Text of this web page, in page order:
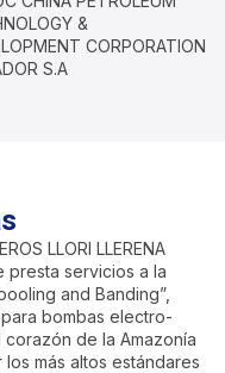
&
CORPORATION
S.A
LLORI LLERENA
presta servicios a la
and Banding”,
bombas electro-
de la Amazonía
más altos estándares